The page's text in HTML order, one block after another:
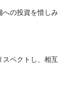
への投資を惜しみ
スペクトし、相互